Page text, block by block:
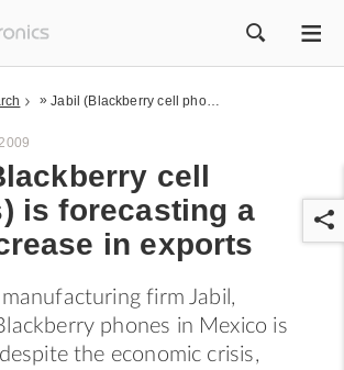
» Jabil (Blackberry cell phones) is forecasting a 30% increase in exports
cell
is forecasting a
in exports
firm Jabil,
phones in Mexico is
the economic crisis,